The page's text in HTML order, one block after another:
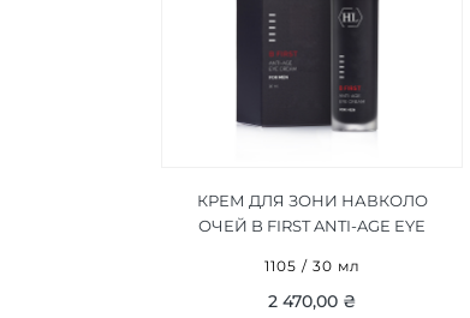
КРЕМ ДЛЯ ЗОНИ НАВКОЛО
ОЧЕЙ B FIRST ANTI-AGE EYE
1105 / 30 мл
2 470,00 ₴